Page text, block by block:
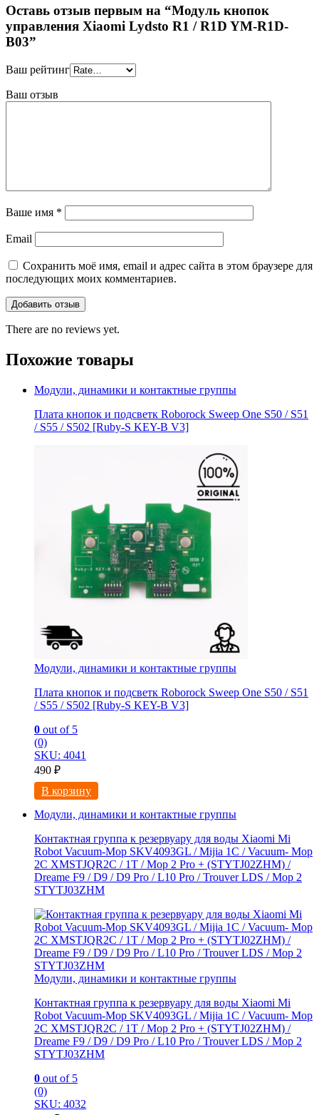
Оставь отзыв первым на “Модуль кнопок
управления Xiaomi Lydsto R1 / R1D YM-R1D-
B03”
Ваш рейтинг
Ваш отзыв
Ваше имя *
Email
Сохранить моё имя, email и адрес сайта в этом браузере для
последующих моих комментариев.
There are no reviews yet.
Похожие товары
Модули, динамики и контактные группы
Плата кнопок и подсветк Roborock Sweep One S50 / S51
/ S55 / S502 [Ruby-S KEY-B V3]
Модули, динамики и контактные группы
Плата кнопок и подсветк Roborock Sweep One S50 / S51
/ S55 / S502 [Ruby-S KEY-B V3]
0 out of 5
(0)
SKU: 4041
490 ₽
В корзину
Модули, динамики и контактные группы
Контактная группа к резервуару для воды Xiaomi Mi
Robot Vacuum-Mop SKV4093GL / Mijia 1C / Vacuum- Mop
2C XMSTJQR2C / 1T / Mop 2 Pro + (STYTJ02ZHM) /
Dreame F9 / D9 / D9 Pro / L10 Pro / Trouver LDS / Mop 2
STYTJ03ZHM
Модули, динамики и контактные группы
Контактная группа к резервуару для воды Xiaomi Mi
Robot Vacuum-Mop SKV4093GL / Mijia 1C / Vacuum- Mop
2C XMSTJQR2C / 1T / Mop 2 Pro + (STYTJ02ZHM) /
Dreame F9 / D9 / D9 Pro / L10 Pro / Trouver LDS / Mop 2
STYTJ03ZHM
0 out of 5
(0)
SKU: 4032